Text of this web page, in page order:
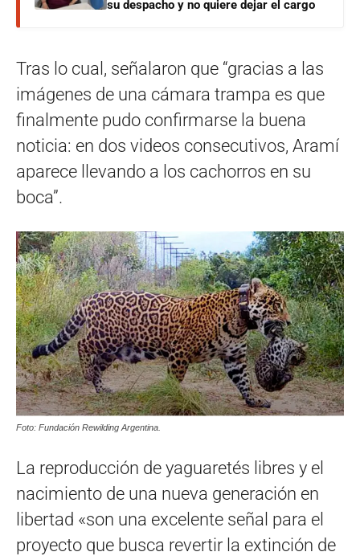
su despacho y no quiere dejar el cargo
Tras lo cual, señalaron que “gracias a las
imágenes de una cámara trampa es que
finalmente pudo confirmarse la buena
noticia: en dos videos consecutivos, Aramí
aparece llevando a los cachorros en su
boca”.
Foto: Fundación Rewilding Argentina.
La reproducción de yaguaretés libres y el
nacimiento de una nueva generación en
libertad «son una excelente señal para el
proyecto que busca revertir la extinción de